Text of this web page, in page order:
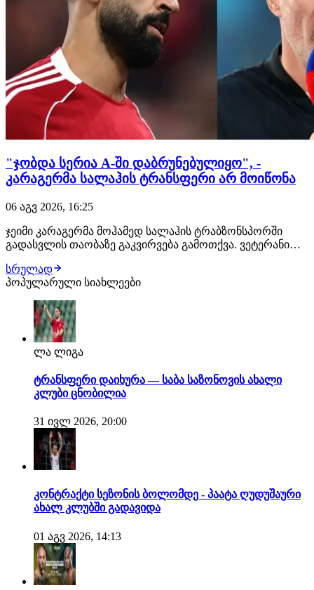
"ჯობდა სერია A-ში დაბრუნებულიყო", -
კარაგერმა სალაჰის ტრანსფერი არ მოიწონა
06 აგვ 2026, 16:25
ჯეიმი კარაგერმა მოჰამედ სალაჰის ტრაბზონსპორში
გადასვლის თაობაზე გაკვირვება გამოთქვა. ვეტერანი
კარიერას გააგრძელებდა ტურინის იუვენტუსში ან
მილანში და არა თურქეთში. შეგახსენებთ, ვარსკვლავური
გარემარბის ყოველწლიური ხელფასი
"ზღვისპირელებში…
სრულად
პოპულარული სიახლეები
ლა ლიგა
ტრანსფერი დაიხურა — საბა საზონოვის ახალი
კლუბი ცნობილია
31 ივლ 2026, 20:00
კონტრაქტი სეზონის ბოლომდე - პაატა ღუდუშაური
ახალ კლუბში გადავიდა
01 აგვ 2026, 14:13